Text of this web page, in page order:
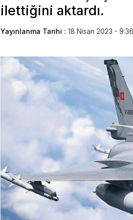
ilettiğini aktardı.
Yayınlanma Tarihi : 18 Nisan 2023 - 9:36